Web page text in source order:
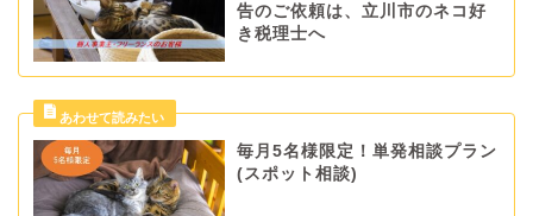
告のご依頼は、立川市のネコ好
き税理士へ
毎月5名様限定！単発相談プラン
(スポット相談)